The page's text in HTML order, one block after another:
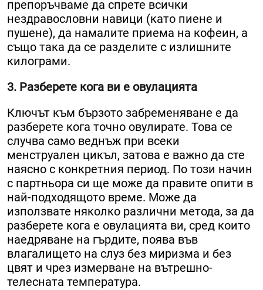
препоръчваме да спрете всички
нездравословни навици (като пиене и
пушене), да намалите приема на кофеин, а
също така да се разделите с излишните
килограми.
3. Разберете кога ви е овулацията
Ключът към бързото забременяване е да
разберете кога точно овулирате. Това се
случва само веднъж при всеки
менструален цикъл, затова е важно да сте
наясно с конкретния период. По този начин
с партньора си ще може да правите опити в
най-подходящото време. Може да
използвате няколко различни метода, за да
разберете кога е овулацията ви, сред които
наедряване на гърдите, поява във
влагалището на слуз без миризма и без
цвят и чрез измерване на вътрешно-
телесната температура.